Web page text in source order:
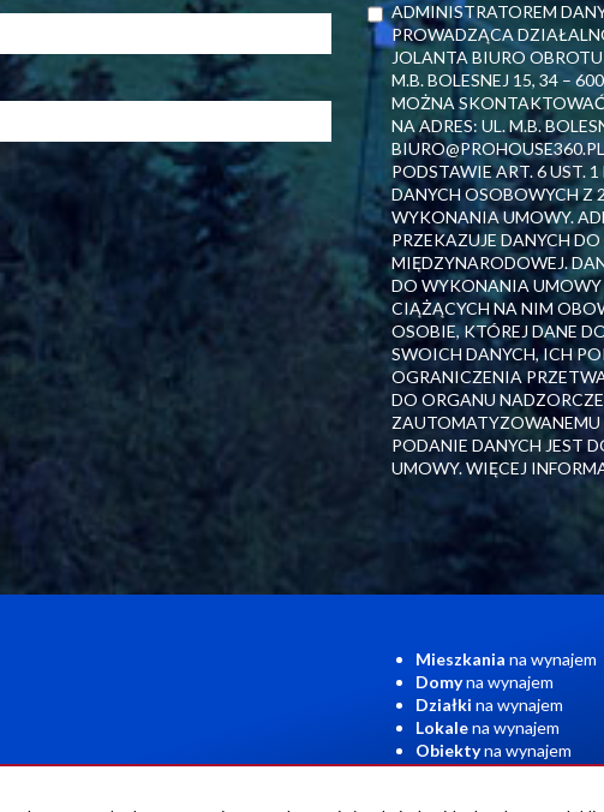
ADMINISTRATOREM
PROWADZĄCA
JOLANTA BIURO
M.B. BOLESNEJ 15, 34 –
MOŻNA
NA ADRES: UL. M.B.
PODSTAWIE ART. 6 UST.
DANYCH OSOBOWYCH Z
WYKONANIA UMOWY.
PRZEKAZUJE DANYCH
MIĘDZYNARODOWEJ.
DO WYKONANIA
CIĄŻĄCYCH NA NIM
OSOBIE, KTÓREJ DANE
SWOICH DANYCH, ICH
OGRANICZENIA
DO ORGANU
ZAUTOMATYZOWANEMU
PODANIE DANYCH JEST
UMOWY. WIĘCEJ
Mieszkania na wynajem
Domyna wynajem
Działki na wynajem
Lokalena wynajem
Obiektyna wynajem